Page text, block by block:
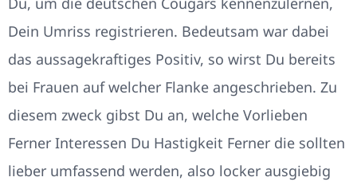
Dein Umriss registrieren. Bedeutsam war dabei
das aussagekraftiges Positiv, so wirst Du bereits
bei Frauen auf welcher Flanke angeschrieben. Zu
diesem zweck gibst Du an, welche Vorlieben
Ferner Interessen Du Hastigkeit Ferner die sollten
lieber umfassend werden, also locker ausgiebig